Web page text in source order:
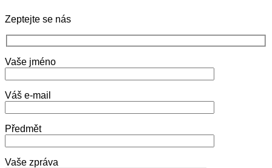
Zeptejte se nás
Vaše jméno
Váš e-mail
Předmět
Vaše zpráva